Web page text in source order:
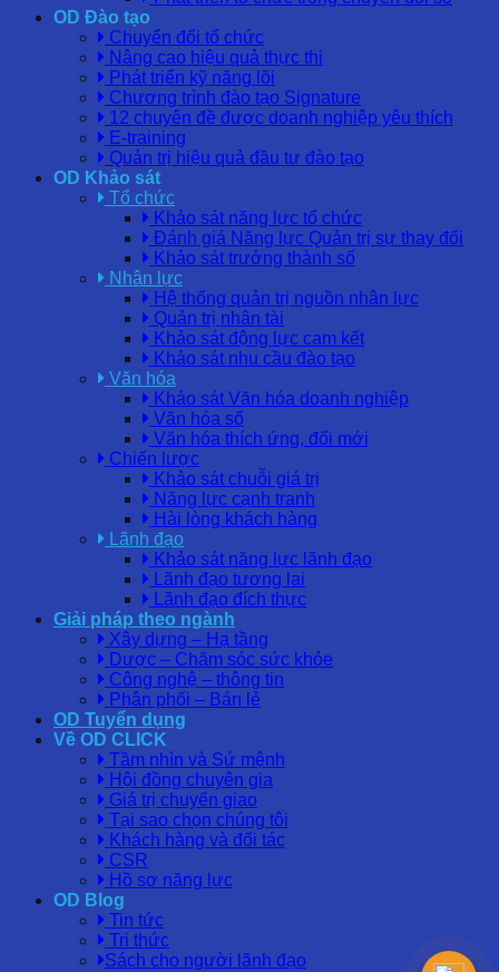
OD Đào tạo
Chuyển đổi tổ chức
Nâng cao hiệu quả thực thi
Phát triển kỹ năng lõi
Chương trình đào tạo Signature
12 chuyên đề được doanh nghiệp yêu thích
E-training
Quản trị hiệu quả đầu tư đào tạo
OD Khảo sát
Tổ chức
Khảo sát năng lực tổ chức
Đánh giá Năng lực Quản trị sự thay đổi
Khảo sát trưởng thành số
Nhân lực
Hệ thống quản trị nguồn nhân lực
Quản trị nhân tài
Khảo sát động lực cam kết
Khảo sát nhu cầu đào tạo
Văn hóa
Khảo sát Văn hóa doanh nghiệp
Văn hóa số
Văn hóa thích ứng, đổi mới
Chiến lược
Khảo sát chuỗi giá trị
Năng lực cạnh tranh
Hài lòng khách hàng
Lãnh đạo
Khảo sát năng lực lãnh đạo
Lãnh đạo tương lai
Lãnh đạo đích thực
Giải pháp theo ngành
Xây dựng – Hạ tầng
Dược – Chăm sóc sức khỏe
Công nghệ – thông tin
Phân phối – Bán lẻ
OD Tuyển dụng
Về OD CLICK
Tầm nhìn và Sứ mệnh
Hội đồng chuyên gia
Giá trị chuyển giao
Tại sao chọn chúng tôi
Khách hàng và đối tác
CSR
Hồ sơ năng lực
OD Blog
Tin tức
Tri thức
Sách cho người lãnh đạo